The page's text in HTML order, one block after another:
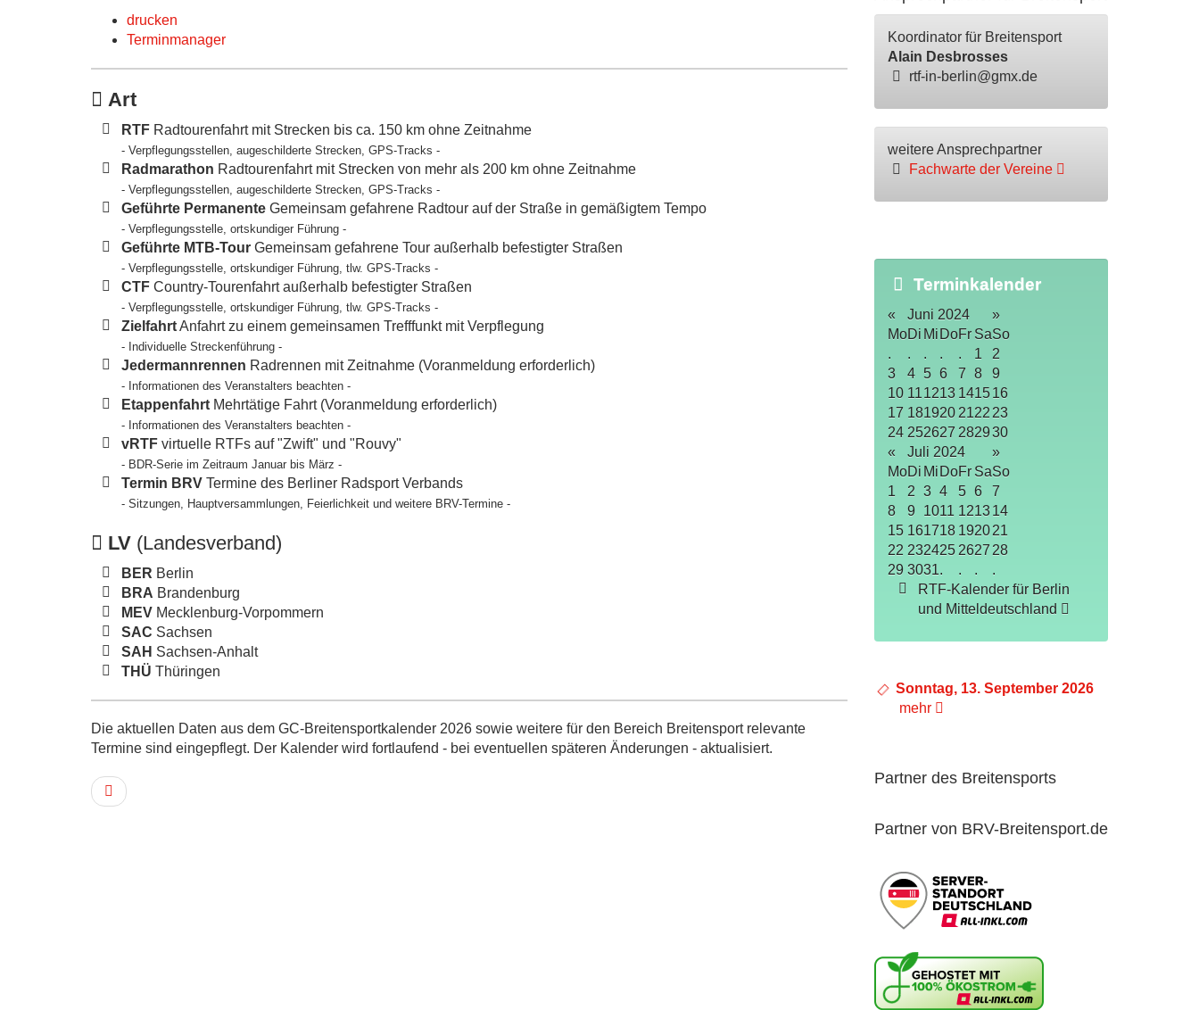
drucken
Terminmanager
Art
RTF Radtourenfahrt mit Strecken bis ca. 150 km ohne Zeitnahme
- Verpflegungsstellen, augeschilderte Strecken, GPS-Tracks -
Radmarathon Radtourenfahrt mit Strecken von mehr als 200 km ohne Zeitnahme
- Verpflegungsstellen, augeschilderte Strecken, GPS-Tracks -
Geführte Permanente Gemeinsam gefahrene Radtour auf der Straße in gemäßigtem Tempo
- Verpflegungsstelle, ortskundiger Führung -
Geführte MTB-Tour Gemeinsam gefahrene Tour außerhalb befestigter Straßen
- Verpflegungsstelle, ortskundiger Führung, tlw. GPS-Tracks -
CTF Country-Tourenfahrt außerhalb befestigter Straßen
- Verpflegungsstelle, ortskundiger Führung, tlw. GPS-Tracks -
ZielfahrtAnfahrt zu einem gemeinsamen Trefffunkt mit Verpflegung
- Individuelle Streckenführung -
Jedermannrennen Radrennen mit Zeitnahme (Voranmeldung erforderlich)
- Informationen des Veranstalters beachten -
Etappenfahrt Mehrtätige Fahrt (Voranmeldung erforderlich)
- Informationen des Veranstalters beachten -
vRTF virtuelle RTFs auf "Zwift" und "Rouvy"
- BDR-Serie im Zeitraum Januar bis März -
Termin BRV Termine des Berliner Radsport Verbands
- Sitzungen, Hauptversammlungen, Feierlichkeit und weitere BRV-Termine -
LV (Landesverband)
BER Berlin
BRA Brandenburg
MEV Mecklenburg-Vorpommern
SAC Sachsen
SAH Sachsen-Anhalt
THÜ Thüringen
Die aktuellen Daten aus dem GC-Breitensportkalender 2026 sowie weitere für den Bereich Breitensport relevante
Termine sind eingepflegt. Der Kalender wird fortlaufend - bei eventuellen späteren Änderungen - aktualisiert.
Koordinator für Breitensport
Alain Desbrosses
rtf-in-berlin@gmx.de
weitere Ansprechpartner
Fachwarte der Vereine
Terminkalender
« Juni 2024
»
MoDi Mi DoFr SaSo
.
. . . . 1
2
3
4 5 6 7 8
9
10 111213 1415 16
17 181920 2122 23
24 252627 282930
«
Juli 2024
»
MoDi Mi DoFr SaSo
1
2 3 4 5 6
7
8
9 1011 1213 14
15 161718 1920 21
22 232425 2627 28
29 3031. . .
.
RTF-Kalender für Berlin
und Mitteldeutschland
Sonntag, 13. September 2026
mehr
Partner des Breitensports
Partner von BRV-Breitensport.de